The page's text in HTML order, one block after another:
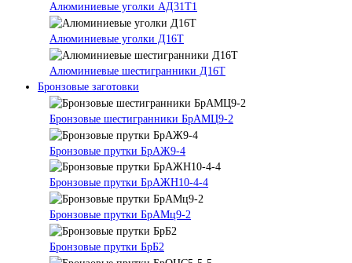
Алюминиевые уголки АД31Т1
Алюминиевые уголки Д16Т
Алюминиевые шестигранники Д16Т
Бронзовые заготовки
Бронзовые шестигранники БрАМЦ9-2
Бронзовые прутки БрАЖ9-4
Бронзовые прутки БрАЖН10-4-4
Бронзовые прутки БрАМц9-2
Бронзовые прутки БрБ2